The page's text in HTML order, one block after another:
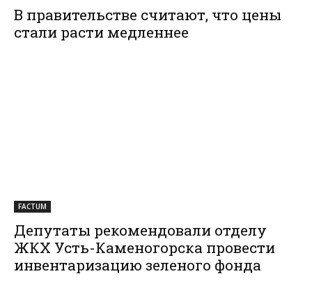
В правительстве считают, что цены
стали расти медленнее
FACTUM
Депутаты рекомендовали отделу
ЖКХ Усть-Каменогорска провести
инвентаризацию зеленого фонда